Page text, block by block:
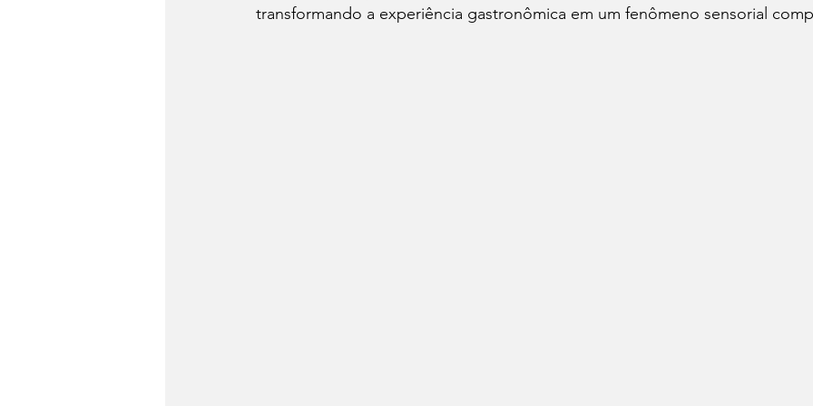
transformando a experiência gastronômica em um fenômeno sensorial